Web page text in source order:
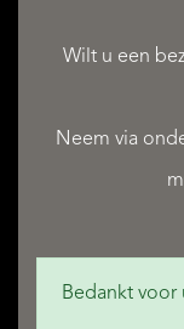
Wilt u een
Neem via
Bedankt voor